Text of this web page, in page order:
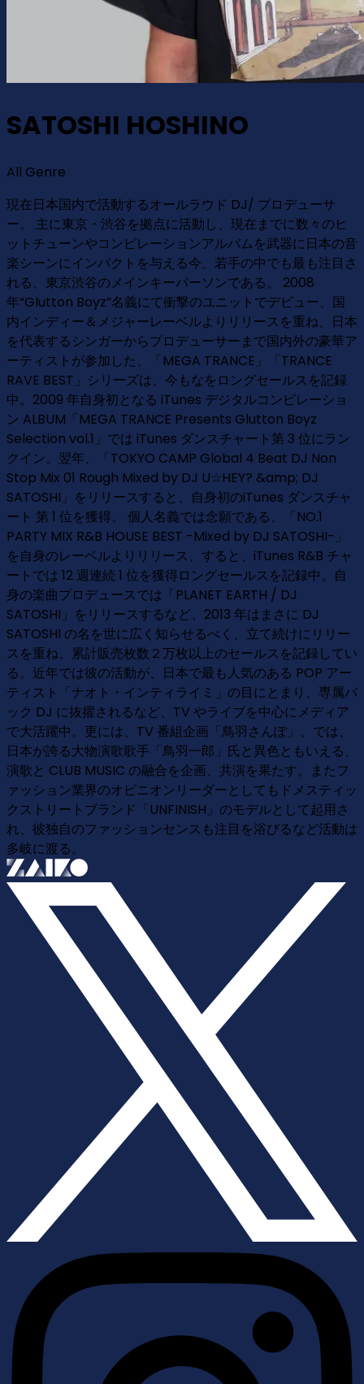
SATOSHI HOSHINO
All Genre
現在日本国内で活動するオールラウド DJ/ プロデューサ
ー。 主に東京・渋谷を拠点に活動し、現在までに数々のヒ
ットチューンやコンピレーションアルバムを武器に日本の音
楽シーンにインパクトを与える今、若手の中でも最も注目さ
れる、東京渋谷のメインキーパーソンである。 2008
年“Glutton Boyz”名義にて衝撃のユニットでデビュー、国
内インディー＆メジャーレーベルよりリリースを重ね、日本
を代表するシンガーからプロデューサーまで国内外の豪華ア
ーティストが参加した、「MEGA TRANCE」「TRANCE
RAVE BEST」シリーズは、今もなをロングセールスを記録
中。2009 年自身初となる iTunes デジタルコンピレーショ
ン ALBUM「MEGA TRANCE Presents Glutton Boyz
Selection vol.1」では iTunes ダンスチャート第 3 位にラン
クイン。翌年、「TOKYO CAMP Global 4 Beat DJ Non
Stop Mix 01 Rough Mixed by DJ U☆HEY? &amp; DJ
SATOSHI」をリリースすると、自身初のiTunes ダンスチャ
ート 第 1 位を獲得。 個人名義では念願である、「NO.1
PARTY MIX R&B HOUSE BEST -Mixed by DJ SATOSHI-」
を自身のレーベルよりリリース、すると、iTunes R&B チャ
ートでは 12 週連続 1 位を獲得ロングセールスを記録中。自
身の楽曲プロデュースでは「PLANET EARTH / DJ
SATOSHI」をリリースするなど、2013 年はまさに DJ
SATOSHI の名を世に広く知らせるべく、立て続けにリリー
スを重ね、累計販売枚数２万枚以上のセールスを記録してい
る。近年では彼の活動が、日本で最も人気のある POP アー
ティスト「ナオト・インティライミ」の目にとまり、専属バ
ック DJ に抜擢されるなど、TV やライブを中心にメディア
で大活躍中。更には、TV 番組企画「鳥羽さんぽ」、では、
日本が誇る大物演歌歌手「鳥羽一郎」氏と異色ともいえる、
演歌と CLUB MUSIC の融合を企画、共演を果たす。またフ
ァッション業界のオピニオンリーダーとしてもドメスティッ
クストリートブランド「UNFINISH」のモデルとして起用さ
れ、彼独自のファッションセンスも注目を浴びるなど活動は
多岐に渡る。